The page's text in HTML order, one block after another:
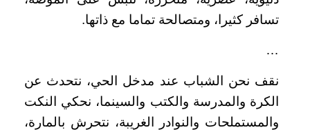
تسافر كثيرا، ومتصالحة تماما مع ذاتها.
…
نقف نحن الشباب عند مدخل الحي، نتحدث عن
الكرة والمدرسة والكتب والسينما، نحكي النكت
والمستملحات والنوادر الغريبة، نتحرش بالمارة،